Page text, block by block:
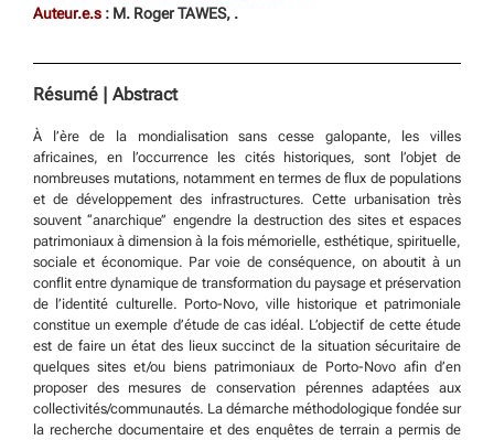
Auteur.e.s : M. Roger TAWES, .
Résumé | Abstract
À l’ère de la mondialisation sans cesse galopante, les villes
africaines, en l’occurrence les cités historiques, sont l’objet de
nombreuses mutations, notamment en termes de flux de populations
et de développement des infrastructures. Cette urbanisation très
souvent ‘‘anarchique’’ engendre la destruction des sites et espaces
patrimoniaux à dimension à la fois mémorielle, esthétique, spirituelle,
sociale et économique. Par voie de conséquence, on aboutit à un
conflit entre dynamique de transformation du paysage et préservation
de l’identité culturelle. Porto-Novo, ville historique et patrimoniale
constitue un exemple d’étude de cas idéal. L’objectif de cette étude
est de faire un état des lieux succinct de la situation sécuritaire de
quelques sites et/ou biens patrimoniaux de Porto-Novo afin d’en
proposer des mesures de conservation pérennes adaptées aux
collectivités/communautés. La démarche méthodologique fondée sur
la recherche documentaire et des enquêtes de terrain a permis de